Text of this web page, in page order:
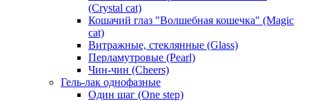
(Crystal cat)
Кошачий глаз "Волшебная кошечка" (Magic
cat)
Витражные, стеклянные (Glass)
Перламутровые (Pearl)
Чин-чин (Cheers)
Гель-лак однофазные
Один шаг (One step)